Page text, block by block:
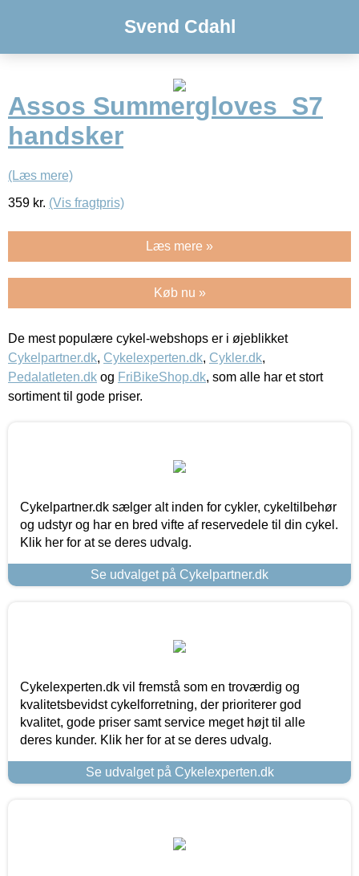
Svend Cdahl
Assos Summergloves_S7
handsker
(Læs mere)
359 kr. (Vis fragtpris)
Læs mere »
Køb nu »
De mest populære cykel-webshops er i øjeblikket
Cykelpartner.dk, Cykelexperten.dk, Cykler.dk,
Pedalatleten.dk og FriBikeShop.dk, som alle har et stort
sortiment til gode priser.
Cykelpartner.dk sælger alt inden for cykler, cykeltilbehør
og udstyr og har en bred vifte af reservedele til din cykel.
Klik her for at se deres udvalg.
Se udvalget på Cykelpartner.dk
Cykelexperten.dk vil fremstå som en troværdig og
kvalitetsbevidst cykelforretning, der prioriterer god
kvalitet, gode priser samt service meget højt til alle
deres kunder. Klik her for at se deres udvalg.
Se udvalget på Cykelexperten.dk